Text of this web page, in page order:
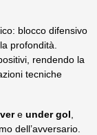
blocco difensivo
profondità.
rendendo la
tecniche
e under gol
dell’avversario.